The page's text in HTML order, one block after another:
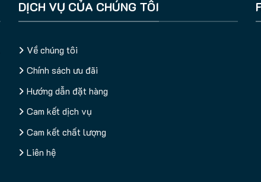
DỊCH VỤ CỦA CHÚNG TÔI
Về chúng tôi
Chính sách ưu đãi
Hướng dẫn đặt hàng
Cam kết dịch vụ
Cam kết chất lượng
Liên hệ